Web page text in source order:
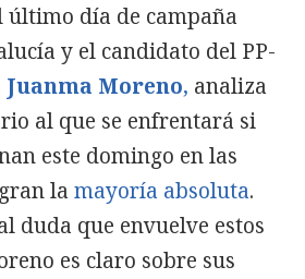
último día de campaña
y el candidato del PP-
Juanma Moreno, analiza
al que se enfrentará si
este domingo en las
la mayoría absoluta.
duda que envuelve estos
es claro sobre sus